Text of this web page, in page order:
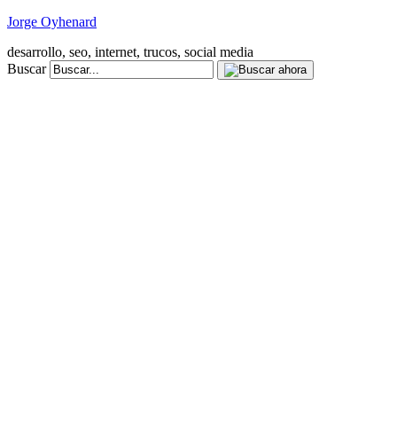
Jorge Oyhenard
desarrollo, seo, internet, trucos, social media
Buscar